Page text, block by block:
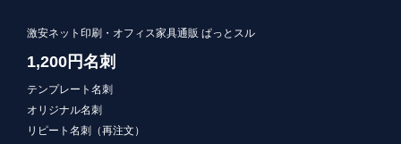
激安ネット印刷・オフィス家具通販 ぱっとスル
1,200円名刺
テンプレート名刺
オリジナル名刺
リピート名刺（再注文）